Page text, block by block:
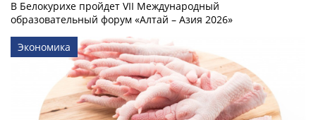
В Белокурихе пройдет VII Международный
образовательный форум «Алтай – Азия 2026»
Экономика